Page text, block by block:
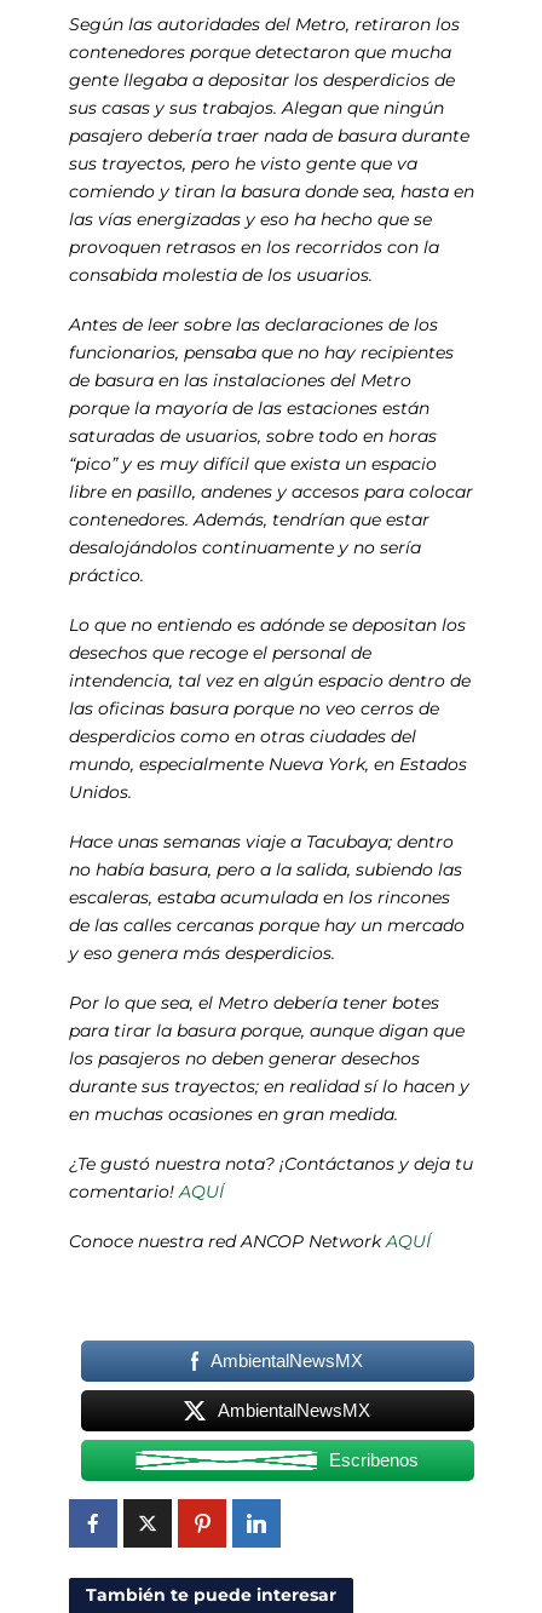
Según las autoridades del Metro, retiraron los
contenedores porque detectaron que mucha
gente llegaba a depositar los desperdicios de
sus casas y sus trabajos. Alegan que ningún
pasajero debería traer nada de basura durante
sus trayectos, pero he visto gente que va
comiendo y tiran la basura donde sea, hasta en
las vías energizadas y eso ha hecho que se
provoquen retrasos en los recorridos con la
consabida molestia de los usuarios.
Antes de leer sobre las declaraciones de los
funcionarios, pensaba que no hay recipientes
de basura en las instalaciones del Metro
porque la mayoría de las estaciones están
saturadas de usuarios, sobre todo en horas
“pico” y es muy difícil que exista un espacio
libre en pasillo, andenes y accesos para colocar
contenedores. Además, tendrían que estar
desalojándolos continuamente y no sería
práctico.
Lo que no entiendo es adónde se depositan los
desechos que recoge el personal de
intendencia, tal vez en algún espacio dentro de
las oficinas basura porque no veo cerros de
desperdicios como en otras ciudades del
mundo, especialmente Nueva York, en Estados
Unidos.
Hace unas semanas viaje a Tacubaya; dentro
no había basura, pero a la salida, subiendo las
escaleras, estaba acumulada en los rincones
de las calles cercanas porque hay un mercado
y eso genera más desperdicios.
Por lo que sea, el Metro debería tener botes
para tirar la basura porque, aunque digan que
los pasajeros no deben generar desechos
durante sus trayectos; en realidad sí lo hacen y
en muchas ocasiones en gran medida.
¿Te gustó nuestra nota? ¡Contáctanos y deja tu
comentario!AQUÍ
Conoce nuestra red ANCOP NetworkAQUÍ
AmbientalNewsMX
AmbientalNewsMX
Escribenos
También te puede interesar